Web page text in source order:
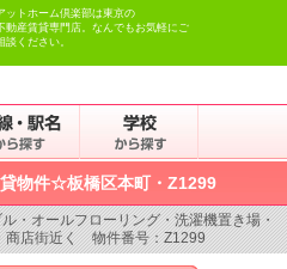
ットホーム倶楽部は東京の
動産賃貸専門店。なんでもお気軽にご
談ください。
物件☆板橋区本町・Z1299
・オールフローリング・洗濯機置き場・
商店街近く 物件番号：Z1299